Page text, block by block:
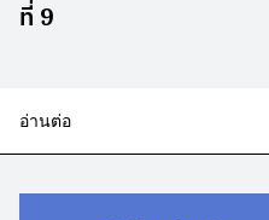
ที่ 9
อ่านต่อ